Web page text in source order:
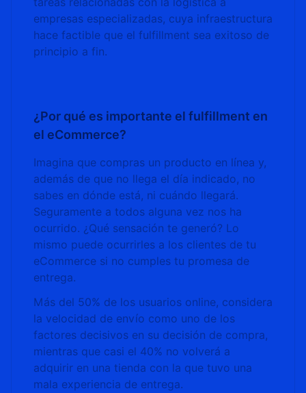
empresas especializadas, cuya infraestructura
hace factible que el fulfillment sea exitoso de
principio a fin.
¿Por qué es importante el fulfillment en
el eCommerce?
Imagina que compras un producto en línea y,
además de que no llega el día indicado, no
sabes en dónde está, ni cuándo llegará.
Seguramente a todos alguna vez nos ha
ocurrido. ¿Qué sensación te generó? Lo
mismo puede ocurrirles a los clientes de tu
eCommerce si no cumples tu promesa de
entrega.
Más del 50% de los usuarios online, considera
la velocidad de envío como uno de los
factores decisivos en su decisión de compra,
mientras que casi el 40% no volverá a
adquirir en una tienda con la que tuvo una
mala experiencia de entrega.